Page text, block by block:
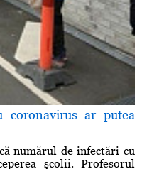
ar putea
numărul de infectări cu
şcolii. Profesorul